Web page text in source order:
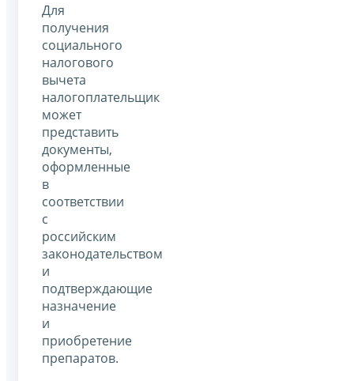
Для
получения
социального
налогового
вычета
налогоплательщик
может
представить
документы,
оформленные
в
соответствии
с
российским
законодательством
и
подтверждающие
назначение
и
приобретение
препаратов.